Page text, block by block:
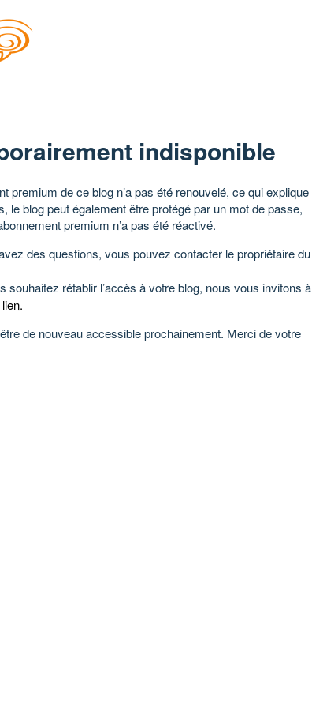
indisponible
premium de ce blog n’a pas été renouvelé, ce qui explique
le blog peut également être protégé par un mot de passe,
premium n’a pas été réactivé.
des questions, vous pouvez contacter le propriétaire du
souhaitez rétablir l’accès à votre blog, nous vous invitons à
.
de nouveau accessible prochainement. Merci de votre